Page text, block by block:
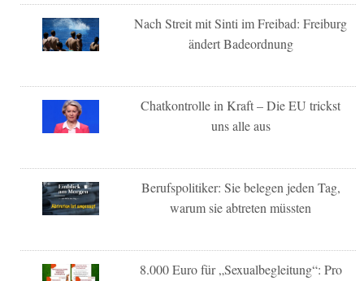
Nach Streit mit Sinti im Freibad: Freiburg
ändert Badeordnung
Chatkontrolle in Kraft – Die EU trickst
uns alle aus
Berufspolitiker: Sie belegen jeden Tag,
warum sie abtreten müssten
8.000 Euro für „Sexualbegleitung“: Pro